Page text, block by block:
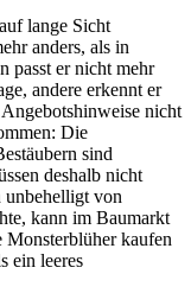
lange Sicht
anders, als in
passt er nicht mehr
andere erkennt er
nicht
Die
sind
deshalb nicht
unbehelligt von
kann im Baumarkt
Monsterblüher kaufen
ein leeres